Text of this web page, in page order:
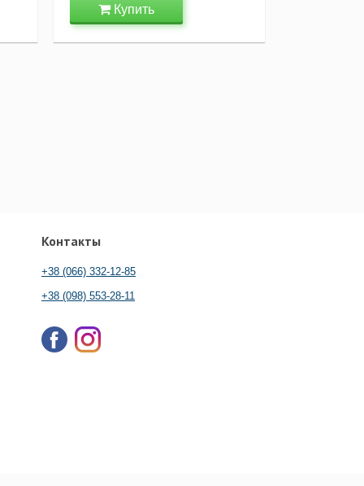
Купить
Контакты
+38 (066) 332-12-85
+38 (098) 553-28-11